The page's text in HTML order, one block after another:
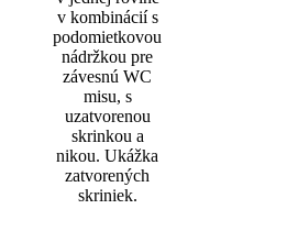
v kombinácií s
podomietkovou
nádržkou pre
závesnú WC
misu, s
uzatvorenou
skrinkou a
nikou. Ukážka
zatvorených
skriniek.